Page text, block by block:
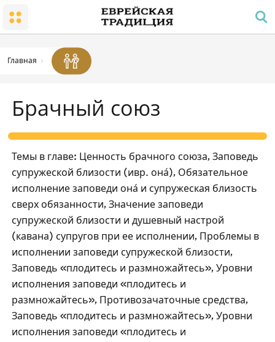
Заповеди радости в семье
Гиюр
Молитва и распорядок дня
Заповедь молитвы для мужчин
Благословения
Законы и уставы
Суббота и праздники
Работа, запрещенная в субботу
Праздники
Отсчет омера; национальные праздники и дни
памяти
Шавуот
Рош ѓа-Шана
Йом Кипур
Суккот
Посты в память о разрушенном Храме
Ханука
Главная
Брачный союз
Темы в главе: Ценность брачного союза, Заповедь
супружеской близости (ивр. она́), Обязательное
исполнение заповеди она́ и супружеская близость
сверх обязанности, Значение заповеди
супружеской близости и душевный настрой
(кавана) супругов при ее исполнении, Проблемы в
исполнении заповеди супружеской близости,
Заповедь «плодитесь и размножайтесь», Уровни
исполнения заповеди «плодитесь и
размножайтесь», Противозачаточные средства,
Заповедь «плодитесь и размножайтесь», Уровни
исполнения заповеди «плодитесь и